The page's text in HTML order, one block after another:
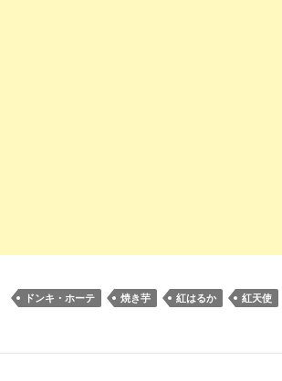
ドンキ・ホーテ 焼き芋 紅はるか 紅天使